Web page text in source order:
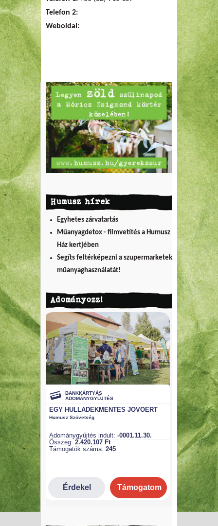
Telefon 2:
Weboldal:
Humusz hírek
Egyhetes zárvatartás
Műanyagdetox - filmvetítés a Humusz
Ház kertjében
Segíts feltérképezni a szupermarketek
műanyaghasználatát!
Adományozz!